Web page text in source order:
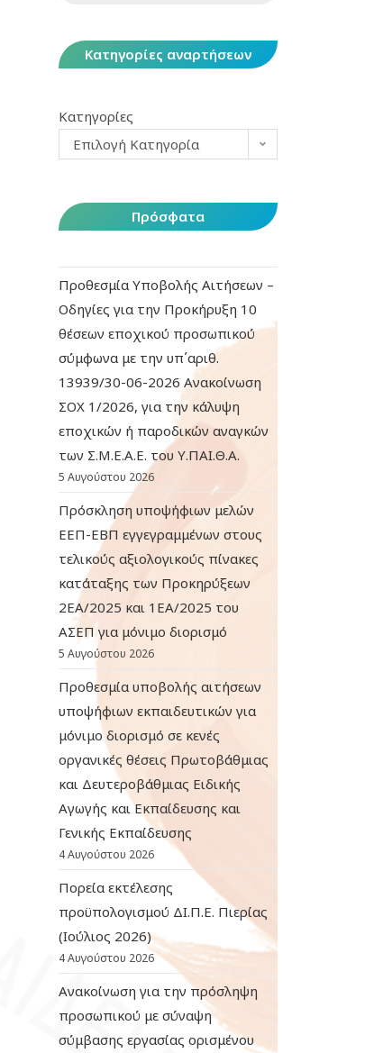
Κατηγορίες αναρτήσεων
Κατηγορίες
Επιλογή Κατηγορία
Πρόσφατα
Προθεσμία Υποβολής Αιτήσεων –
Οδηγίες για την Προκήρυξη 10
θέσεων εποχικού προσωπικού
σύμφωνα με την υπ΄αριθ.
13939/30-06-2026 Ανακοίνωση
ΣΟΧ 1/2026, για την κάλυψη
εποχικών ή παροδικών αναγκών
των Σ.Μ.Ε.Α.Ε. του Υ.ΠΑΙ.Θ.Α.
5 Αυγούστου 2026
Πρόσκληση υποψήφιων μελών
ΕΕΠ-ΕΒΠ εγγεγραμμένων στους
τελικούς αξιολογικούς πίνακες
κατάταξης των Προκηρύξεων
2ΕΑ/2025 και 1ΕΑ/2025 του
ΑΣΕΠ για μόνιμο διορισμό
5 Αυγούστου 2026
Προθεσμία υποβολής αιτήσεων
υποψήφιων εκπαιδευτικών για
μόνιμο διορισμό σε κενές
οργανικές θέσεις Πρωτοβάθμιας
και Δευτεροβάθμιας Ειδικής
Αγωγής και Εκπαίδευσης και
Γενικής Εκπαίδευσης
4 Αυγούστου 2026
Πορεία εκτέλεσης
προϋπολογισμού ΔΙ.Π.Ε. Πιερίας
(Ιούλιος 2026)
4 Αυγούστου 2026
Ανακοίνωση για την πρόσληψη
προσωπικού με σύναψη
σύμβασης εργασίας ορισμένου